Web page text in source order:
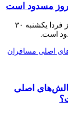
رئیس پلیس راه مازندران گفت: محور کندوان از فردا یکشنبه ۳۰
است.
اصلی